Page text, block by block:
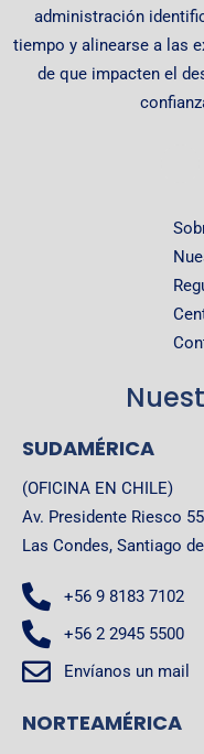
administración
tiempo y alinearse a las
de que impacten el
SUDAMÉRICA
(OFICINA EN CHILE)
Av. Presidente Riesco
Las Condes, Santiago
+56 9 8183 7102
+56 2 2945 5500
Envíanos un mail
NORTEAMÉRICA